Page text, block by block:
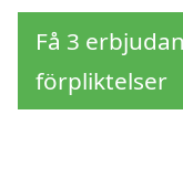
Få 3
förpliktelser